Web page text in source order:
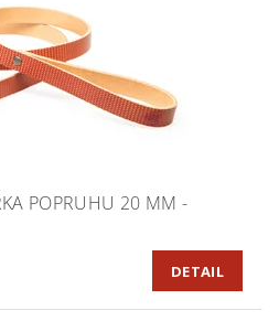
POPRUHU 20 MM -
DETAIL